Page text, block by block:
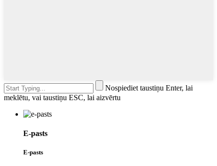
Nospiediet taustiņu Enter, lai
meklētu, vai taustiņu ESC, lai aizvērtu
E-pasts
E-pasts